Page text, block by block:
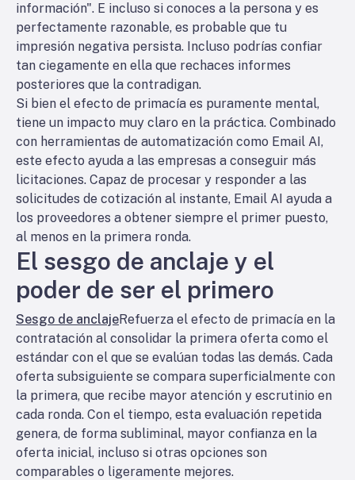
información". E incluso si conoces a la persona y es
perfectamente razonable, es probable que tu
impresión negativa persista. Incluso podrías confiar
tan ciegamente en ella que rechaces informes
posteriores que la contradigan.
Si bien el efecto de primacía es puramente mental,
tiene un impacto muy claro en la práctica. Combinado
con herramientas de automatización como Email AI,
este efecto ayuda a las empresas a conseguir más
licitaciones. Capaz de procesar y responder a las
solicitudes de cotización al instante, Email AI ayuda a
los proveedores a obtener siempre el primer puesto,
al menos en la primera ronda.
El sesgo de anclaje y el
poder de ser el primero
Sesgo de anclajeRefuerza el efecto de primacía en la
contratación al consolidar la primera oferta como el
estándar con el que se evalúan todas las demás. Cada
oferta subsiguiente se compara superficialmente con
la primera, que recibe mayor atención y escrutinio en
cada ronda. Con el tiempo, esta evaluación repetida
genera, de forma subliminal, mayor confianza en la
oferta inicial, incluso si otras opciones son
comparables o ligeramente mejores.